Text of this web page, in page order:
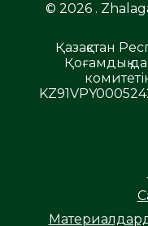
© 2026 .
Қазақстан
Қоғамдық